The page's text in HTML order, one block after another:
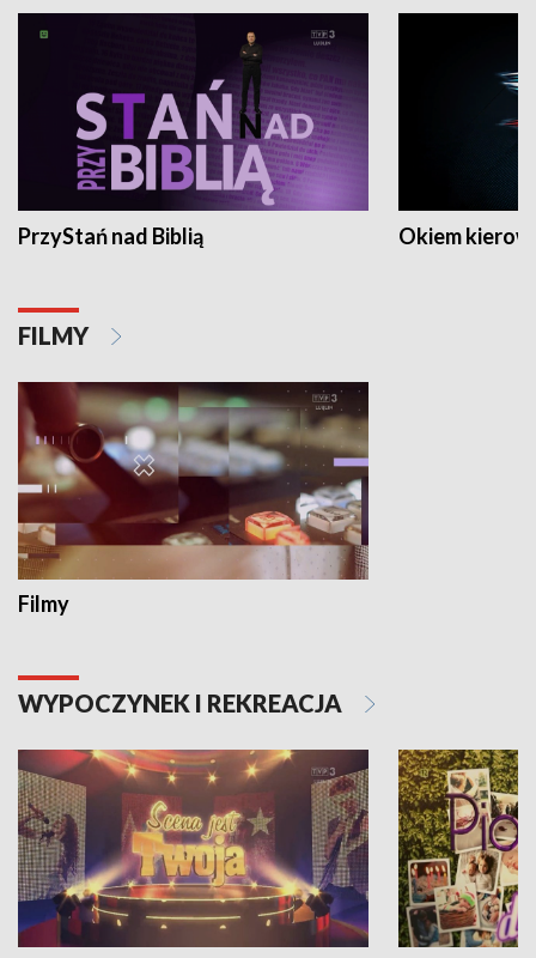
PrzyStań nad Biblią Okiem
FILMY
Filmy
WYPOCZYNEK I REKREACJA